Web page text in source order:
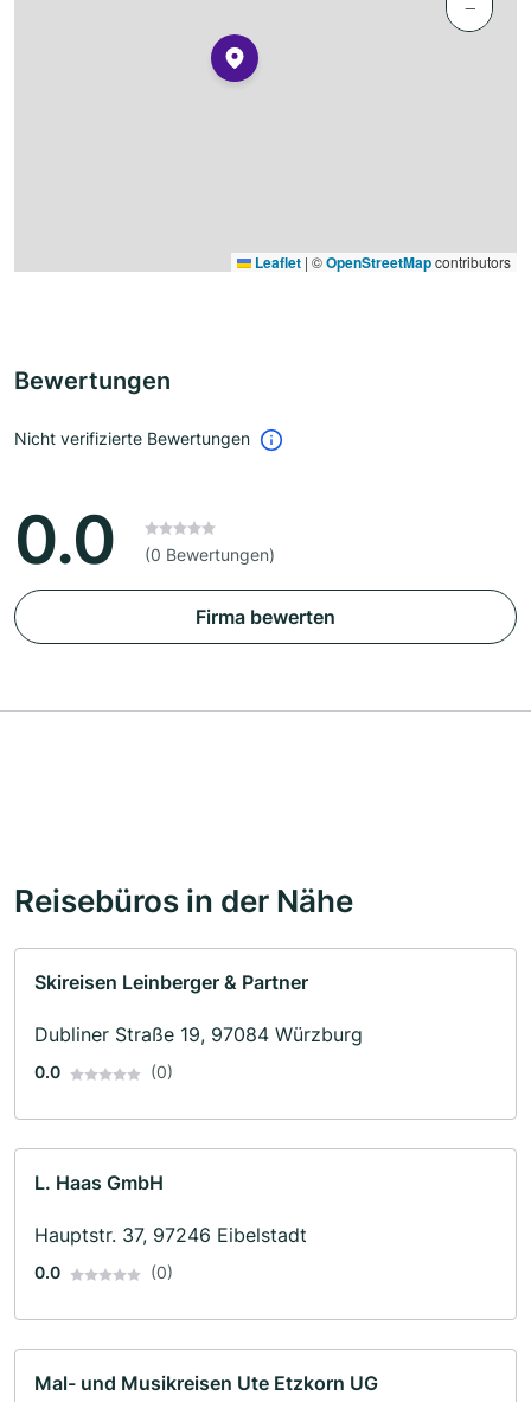
−
Leaflet | ©OpenStreetMapcontributors
Bewertungen
Nicht verifizierte Bewertungen
0.0 (0 Bewertungen)
Firma bewerten
Reisebüros in der Nähe
Skireisen Leinberger & Partner
Dubliner Straße 19, 97084 Würzburg
0.0 (0)
L. Haas GmbH
Hauptstr. 37, 97246 Eibelstadt
0.0 (0)
Mal- und Musikreisen Ute Etzkorn UG